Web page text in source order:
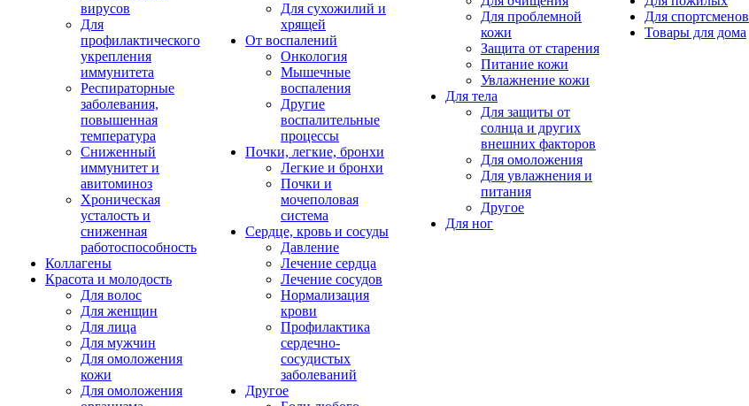
вирусов
Для
профилактического
укрепления
иммунитета
Респираторные
заболевания,
повышенная
температура
Сниженный
иммунитет и
авитоминоз
Хроническая
усталость и
сниженная
работоспособность
Коллагены
Красота и молодость
Для волос
Для женщин
Для лица
Для мужчин
Для омоложения
кожи
Для омоложения
Для сухожилий и
хрящей
От воспалений
Онкология
Мышечные
воспаления
Другие
воспалительные
процессы
Почки, легкие, бронхи
Легкие и бронхи
Почки и
мочеполовая
система
Сердце, кровь и сосуды
Давление
Лечение сердца
Лечение сосудов
Нормализация
крови
Профилактика
сердечно-
сосудистых
заболеваний
Другое
Для проблемной
кожи
Защита от старения
Питание кожи
Увлажнение кожи
Для тела
Для защиты от
солнца и других
внешних факторов
Для омоложения
Для увлажнения и
питания
Другое
Для ног
Для спортсменов
Товары для дома